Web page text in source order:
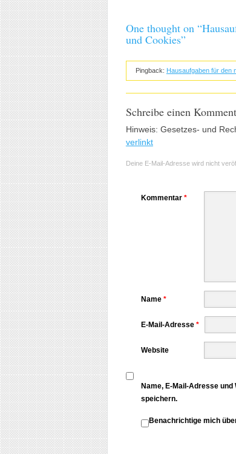
One thought on “
und Cookies”
Pingback: Hausaufgaben für den
Schreibe einen
Hinweis: Gesetzes- und
verlinkt
Deine E-Mail-Adresse wird nicht
Kommentar *
Name *
E-Mail-Adresse *
Website
Name, E-Mail-Adresse
speichern.
Benachrichtige mich